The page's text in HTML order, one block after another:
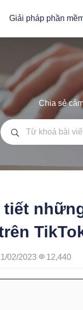
Giải pháp phần
Chia sẻ
02/2023 12,440